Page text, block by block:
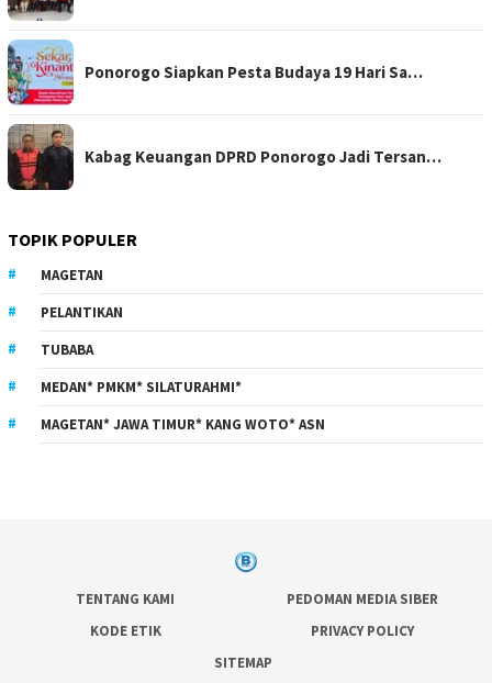
Ponorogo Siapkan Pesta Budaya 19 Hari Sa…
Kabag Keuangan DPRD Ponorogo Jadi Tersan…
TOPIK POPULER
MAGETAN
PELANTIKAN
TUBABA
MEDAN* PMKM* SILATURAHMI*
MAGETAN* JAWA TIMUR* KANG WOTO* ASN
TENTANG KAMI
PEDOMAN MEDIA SIBER
KODE ETIK
PRIVACY POLICY
SITEMAP